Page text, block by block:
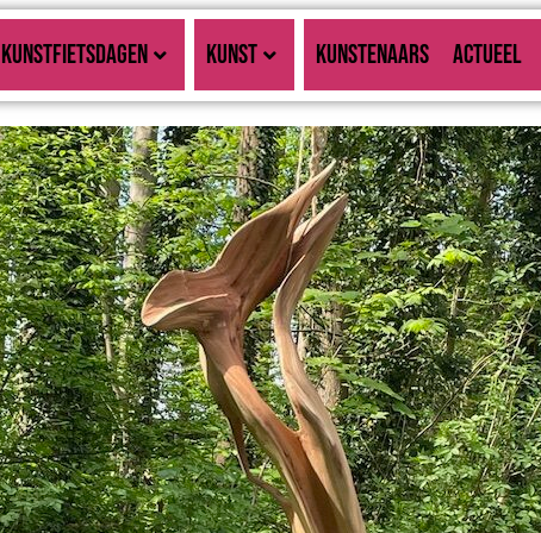
KUNSTFIETSDAGEN KUNST KUNSTENAARS ACTUEEL